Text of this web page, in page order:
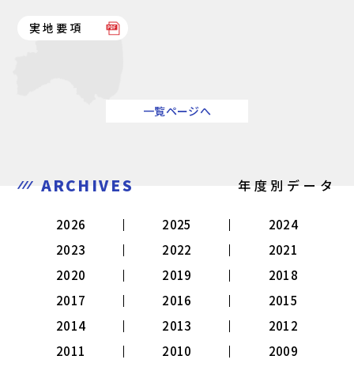
実地要項
一覧ページへ
ARCHIVES 年度別データ
2026 2025
2024
2023
2022
2021
2020
2019
2018
2017
2016
2015
2014
2013
2012
2011
2010
2009